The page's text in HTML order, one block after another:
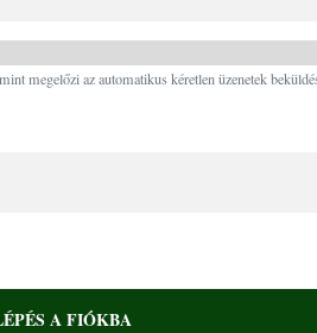
megelőzi az automatikus kéretlen üzenetek
A FIÓKBA